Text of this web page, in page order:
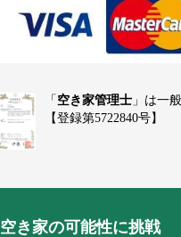
「 空き家管理士 」は一
【登録第5722840号】
空き家の可能性に挑戦